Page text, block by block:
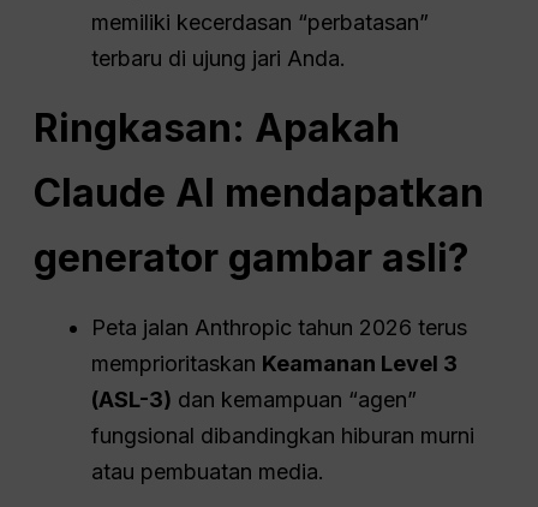
memiliki kecerdasan “perbatasan”
terbaru di ujung jari Anda.
Ringkasan: Apakah
Claude AI mendapatkan
generator gambar asli?
Peta jalan Anthropic tahun 2026 terus
memprioritaskan Keamanan Level 3
(ASL-3) dan kemampuan “agen”
fungsional dibandingkan hiburan murni
atau pembuatan media.